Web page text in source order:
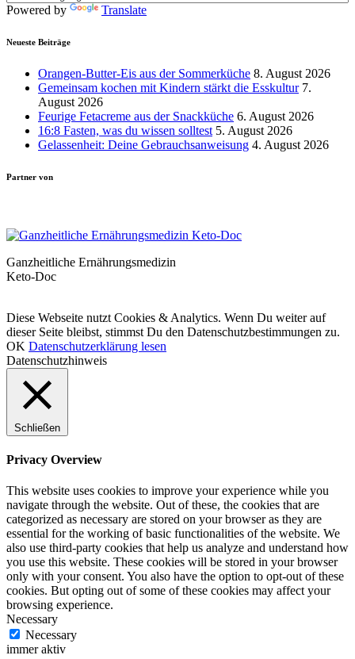
Powered by Translate
Neueste Beiträge
Orangen-Butter-Eis aus der Sommerküche 8. August 2026
Gemeinsam kochen mit Kindern stärkt die Esskultur 7.
August 2026
Feurige Fetacreme aus der Snackküche 6. August 2026
16:8 Fasten, was du wissen solltest 5. August 2026
Gelassenheit: Deine Gebrauchsanweisung 4. August 2026
Partner von
Ganzheitliche Ernährungsmedizin
Keto-Doc
Diese Webseite nutzt Cookies & Analytics. Wenn Du weiter auf
dieser Seite bleibst, stimmst Du den Datenschutzbestimmungen zu.
OK Datenschutzerklärung lesen
Datenschutzhinweis
Schließen
Privacy Overview
This website uses cookies to improve your experience while you
navigate through the website. Out of these, the cookies that are
categorized as necessary are stored on your browser as they are
essential for the working of basic functionalities of the website. We
also use third-party cookies that help us analyze and understand how
you use this website. These cookies will be stored in your browser
only with your consent. You also have the option to opt-out of these
cookies. But opting out of some of these cookies may affect your
browsing experience.
Necessary
Necessary
immer aktiv